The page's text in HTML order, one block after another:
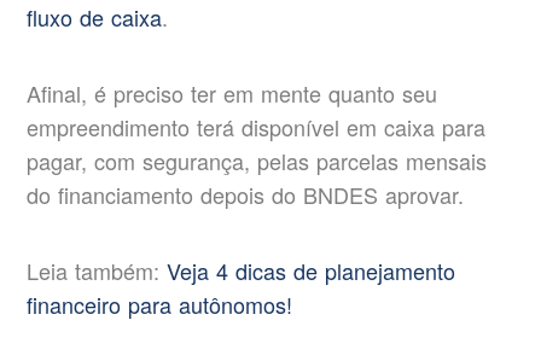
fluxo de caixa.
Afinal, é preciso ter em mente quanto seu
empreendimento terá disponível em caixa para
pagar, com segurança, pelas parcelas mensais
do financiamento depois do BNDES aprovar.
Leia também:Veja 4 dicas de planejamento
financeiro para autônomos!